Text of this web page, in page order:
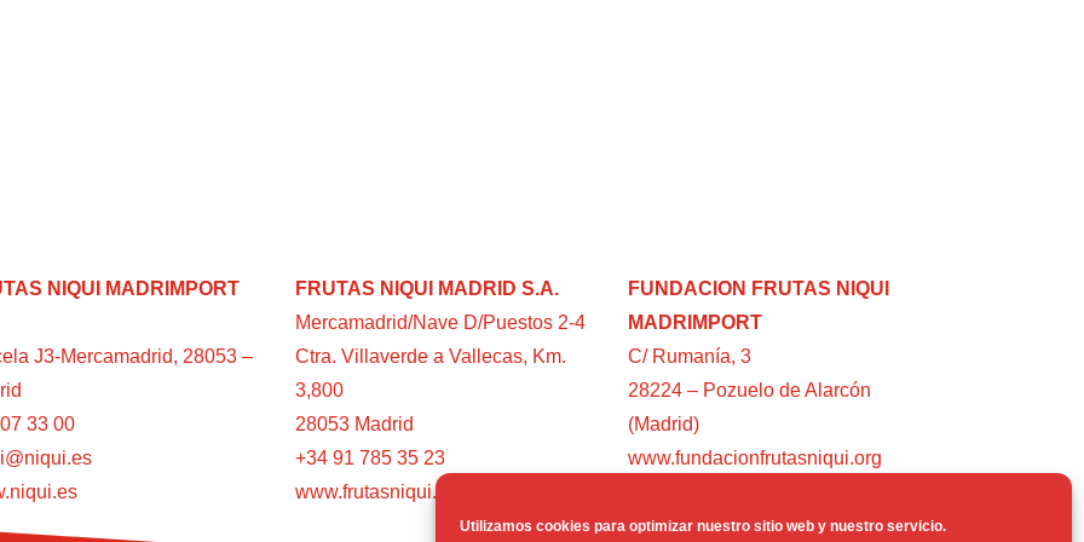
Utilizamos cookies para optimizar nuestro sitio web y nuestro servicio.
NIQUI MADRIMPORT
J3-Mercamadrid, 28053 –
33 00
FRUTAS NIQUI MADRID S.A.
Mercamadrid/Nave D/Puestos 2-4
Ctra. Villaverde a Vallecas, Km.
3,800
28053 Madrid
+34 91 785 35 23
www.frutasniqui.es
FUNDACION FRUTAS NIQUI
MADRIMPORT
C/ Rumanía, 3
28224 – Pozuelo de Alarcón
(Madrid)
www.fundacionfrutasniqui.org